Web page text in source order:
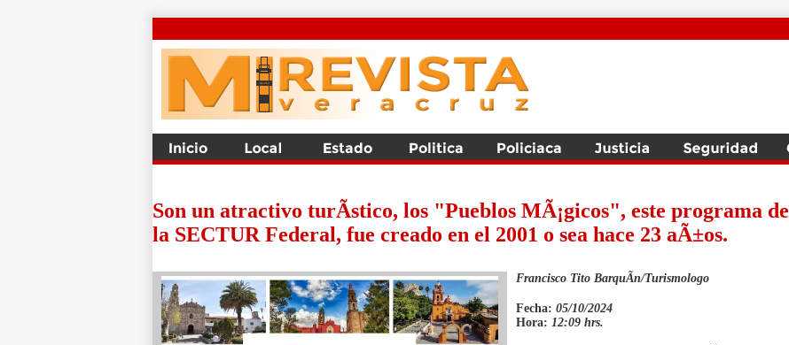
Son un atractivo turÃ­stico, los "Pueblos MÃ¡gicos", este programa de
la SECTUR Federal, fue creado en el 2001 o sea hace 23 aÃ±os.
Francisco Tito BarquÃ­n/Turismologo
Fecha: 05/10/2024
Hora: 12:09 hrs.